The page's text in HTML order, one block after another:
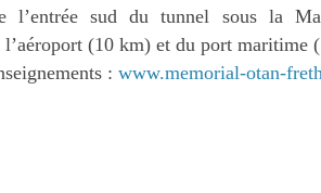
l’entrée sud du tunnel sous la
(10 km) et du port maritime
: www.memorial-otan-